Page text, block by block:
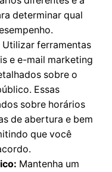
determinar qual
Utilizar ferramentas
e e-mail marketing
sobre o
Essas
sobre horários
de abertura e bem
que você
Mantenha um